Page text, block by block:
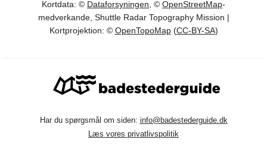
Kortdata: © Dataforsyningen , © OpenStreetMap-
medverkande, Shuttle Radar Topography Mission |
Kortprojektion: © OpenTopoMap(CC-BY-SA)
Har du spørgsmål om siden: info@badestederguide.dk
Læs vores privatlivspolitik